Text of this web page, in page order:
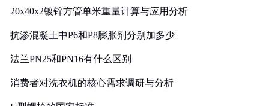
20x40x2镀锌方管单米重量计算与应用分析
抗渗混凝土中P6和P8膨胀剂分别加多少
法兰PN25和PN16有什么区别
消费者对洗衣机的核心需求调研与分析